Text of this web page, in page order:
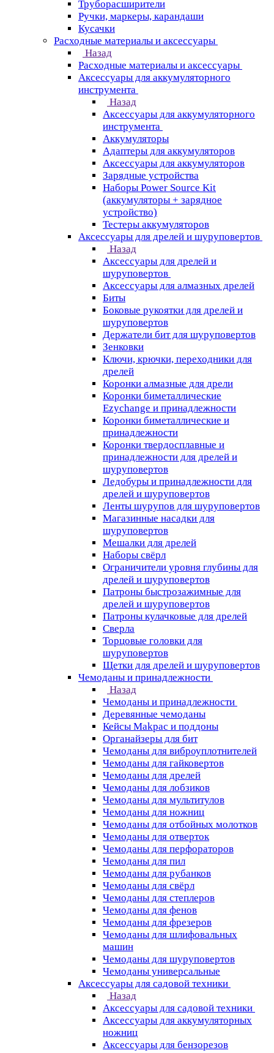
Труборасширители
Ручки, маркеры, карандаши
Кусачки
Расходные материалы и аксессуары
Назад
Расходные материалы и аксессуары
Аксессуары для аккумуляторного
инструмента
Назад
Аксессуары для аккумуляторного
инструмента
Aккумуляторы
Адаптеры для аккумуляторов
Аксессуары для аккумуляторов
Зарядные устройства
Наборы Power Source Kit
(аккумуляторы + зарядное
устройство)
Тестеры аккумуляторов
Аксессуары для дрелей и шуруповертов
Назад
Аксессуары для дрелей и
шуруповертов
Аксессуары для алмазных дрелей
Биты
Боковые рукоятки для дрелей и
шуруповертов
Держатели бит для шуруповертов
Зенковки
Ключи, крючки, переходники для
дрелей
Коронки алмазные для дрели
Коронки биметаллические
Ezychange и принадлежности
Коронки биметаллические и
принадлежности
Коронки твердосплавные и
принадлежности для дрелей и
шуруповертов
Ледобуры и принадлежности для
дрелей и шуруповертов
Ленты шурупов для шуруповертов
Магазинные насадки для
шуруповертов
Мешалки для дрелей
Наборы свёрл
Ограничители уровня глубины для
дрелей и шуруповертов
Патроны быстрозажимные для
дрелей и шуруповертов
Патроны кулачковые для дрелей
Сверла
Торцовые головки для
шуруповертов
Щетки для дрелей и шуруповертов
Чемоданы и принадлежности
Назад
Чемоданы и принадлежности
Деревянные чемоданы
Кейсы Makpac и поддоны
Органайзеры для бит
Чемоданы для виброуплотнителей
Чемоданы для гайковертов
Чемоданы для дрелей
Чемоданы для лобзиков
Чемоданы для мультитулов
Чемоданы для ножниц
Чемоданы для отбойных молотков
Чемоданы для отверток
Чемоданы для перфораторов
Чемоданы для пил
Чемоданы для рубанков
Чемоданы для свёрл
Чемоданы для степлеров
Чемоданы для фенов
Чемоданы для фрезеров
Чемоданы для шлифовальных
машин
Чемоданы для шуруповертов
Чемоданы универсальные
Аксессуары для садовой техники
Назад
Аксессуары для садовой техники
Аксессуары для аккумуляторных
ножниц
Аксессуары для бензорезов